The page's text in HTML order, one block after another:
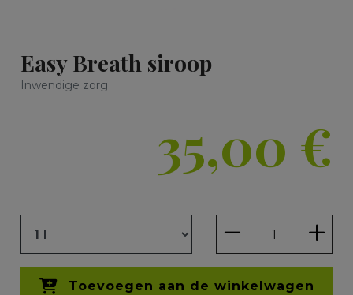
Easy Breath siroop
Inwendige zorg
35,00 €
Toevoegen aan de winkelwagen